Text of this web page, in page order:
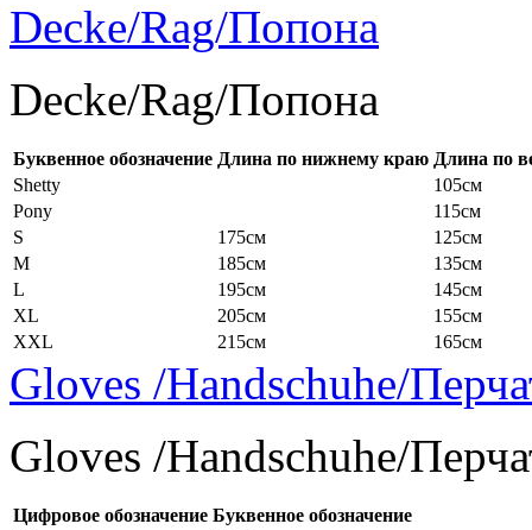
Decke/Rag/Попона
Decke/Rag/Попона
Буквенное обозначение Длина по нижнему краю Длина по
Shetty
105см
Pony
115см
S
175см
125см
M
185см
135см
L
195см
145см
XL
205см
155см
XXL
215см 165см
Gloves /Handschuhe/
Gloves /Handschuhe/
Цифровое обозначение Буквенное обозначение